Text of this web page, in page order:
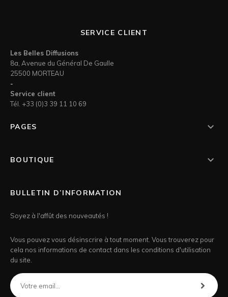
SERVICE CLIENT
Les Belles Diffusions
8a, Avenue du Général De Gaulle
25500 MORTEAU
-
Service client
Tél. +33 (0)3 39 11 10 69
PAGES 
BOUTIQUE 
BULLETIN D’INFORMATION
Soyez à l'affût des nouveautés !
Vous pouvez vous désinscrire à tout moment. Vous trouverez pour
cela nos informations de contact dans les conditions d'utilisation
du site.